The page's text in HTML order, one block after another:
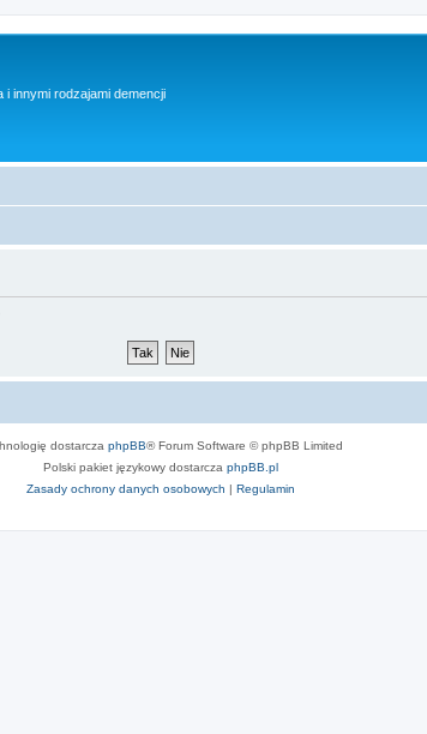
innymi rodzajami demencji
dostarcza phpBB® Forum Software © phpBB Limited
Polski pakiet językowy dostarcza phpBB.pl
Zasady ochrony danych osobowych | Regulamin